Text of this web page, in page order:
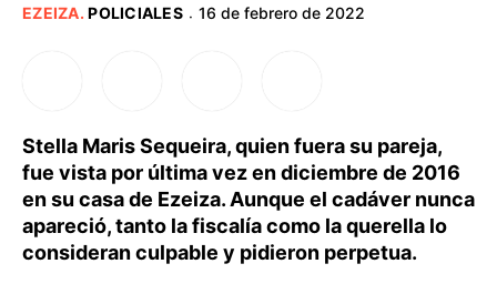
EZEIZA.POLICIALES · 16 de febrero de 2022
Stella Maris Sequeira, quien fuera su pareja,
fue vista por última vez en diciembre de 2016
en su casa de Ezeiza. Aunque el cadáver nunca
apareció, tanto la fiscalía como la querella lo
consideran culpable y pidieron perpetua.